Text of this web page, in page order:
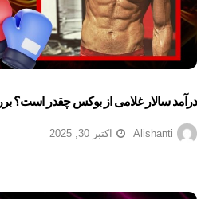
درآمد سالار غلامی از بوکس چقدر
Alishanti اکتبر 30, 2025